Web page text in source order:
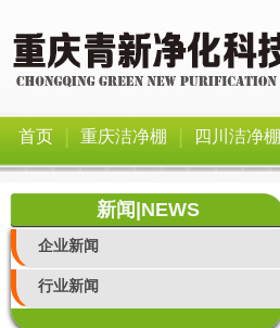
首页 重庆洁净棚 四川洁净棚
新闻|NEWS
企业新闻
行业新闻